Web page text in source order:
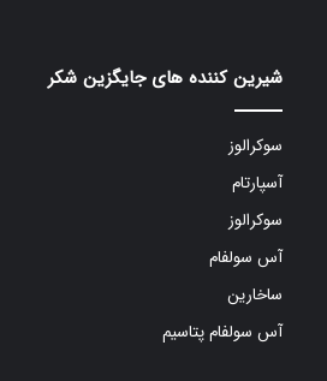
شیرین کننده های جایگزین شکر
سوکرالوز
آسپارتام
سوکرالوز
آس سولفام
ساخارین
آس سولفام پتاسیم